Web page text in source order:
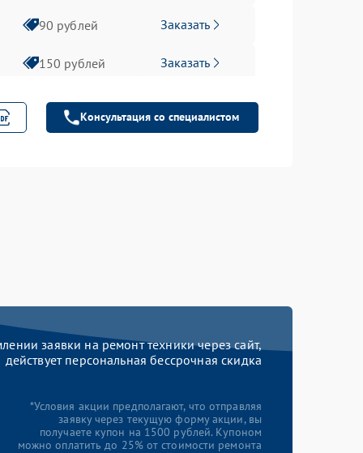
90 рублей Заказать
150 рублей Заказать
Консультация со специалистом
заявки на ремонт техники через сайт,
действует персональная бессрочная скидка
*Условия акции предполагают, что отправляя
заявку через текущую форму акции, вы
получаете купон на 1500 рублей. Купоном
можно оплатить до 25% от стоимости ремонта